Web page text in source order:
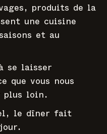
produits de la
une cuisine
et au
se laisser
que vous nous
plus loin.
le dîner fait